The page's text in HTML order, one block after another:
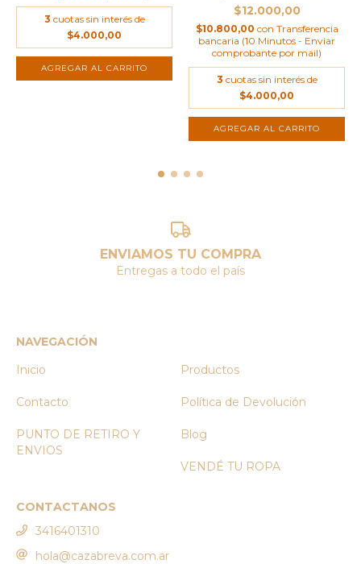
3 cuotas sin interés de
$4.000,00
$12.000,00
$10.800,00 con Transferencia
bancaria (10 Minutos - Enviar
comprobante por mail)
3 cuotas sin interés de
$4.000,00
ENVIAMOS TU COMPRA
Entregas a todo el país
NAVEGACIÓN
Inicio
Productos
Contacto Política de Devolución
PUNTO DE RETIRO Y
ENVIOS
Blog
VENDÉ TU ROPA
CONTACTANOS
3416401310
hola@cazabreva.com.ar